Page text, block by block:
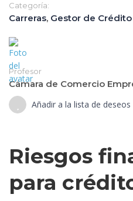
Categoría:
Carreras, Gestor de Crédito
Profesor
Cámara de Comercio
Añadir a la lista de deseos
Riesgos
para